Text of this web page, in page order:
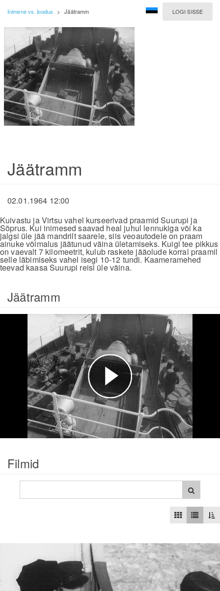
LOGI SISSE
Inimene vs. loodus > Jäätramm
Jäätramm
02.01.1964 12:00
Kuivastu ja Virtsu vahel kurseerivad praamid Suurupi ja
Sõprus. Kui inimesed saavad heal juhul lennukiga või ka
jalgsi üle jää mandrilt saarele, siis veoautodele on praam
ainuke võimalus jäätunud väina ületamiseks. Kuigi tee pikkus
on vaevalt 7 kilomeetrit, kulub raskete jääolude korral praamil
selle läbimiseks vahel isegi 10-12 tundi. Kaameramehed
teevad kaasa Suurupi reisi üle väina.
Jäätramm
Esita
video
Filmid